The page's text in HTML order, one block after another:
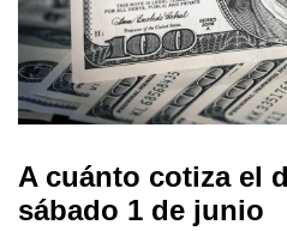
A cuánto cotiza el
sábado 1 de junio